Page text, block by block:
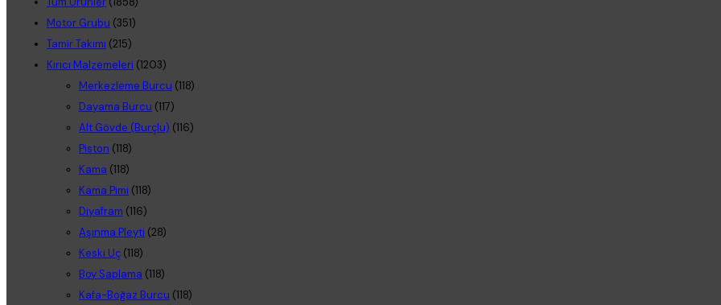
Motor Grubu (351)
Tamir Takımı (215)
Kırıcı Malzemeleri (1203)
Merkezleme Burcu (118)
Dayama Burcu (117)
Alt Gövde (Burçlu) (116)
Piston (118)
Kama (118)
Kama Pimi (118)
Diyafram (116)
Aşınma Pleyti (28)
Keski Uç (118)
Boy Saplama (118)
Kafa-Boğaz Burcu (118)